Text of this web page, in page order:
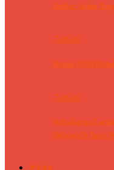
Daftar Jalan
Artikel
Ketua PDM
Artikel
Kebakaran
Dilalap Si Jago
Wisata